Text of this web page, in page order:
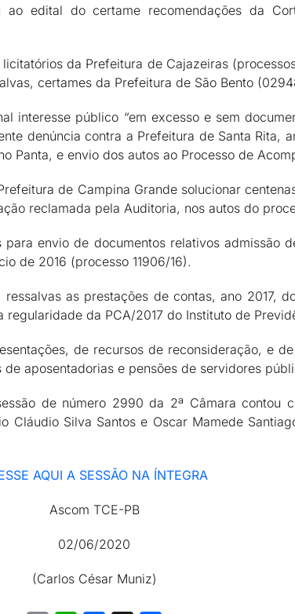
edital do certame recomendações da
da Prefeitura de Cajazeiras
certames da Prefeitura de São Bento
interesse público “em excesso e sem
denúncia contra a Prefeitura de Santa Rita,
Panta, e envio dos autos ao Processo de
de Campina Grande solucionar
reclamada pela Auditoria, nos autos do
envio de documentos relativos admissão
de 2016 (processo 11906/16).
as prestações de contas, ano 2017,
da PCA/2017 do Instituto de
de recursos de reconsideração, e
aposentadorias e pensões de servidores
de número 2990 da 2ª Câmara contou
Cláudio Silva Santos e Oscar Mamede
AQUI A SESSÃO NA ÍNTEGRA
Ascom TCE-PB
02/06/2020
(Carlos César Muniz)